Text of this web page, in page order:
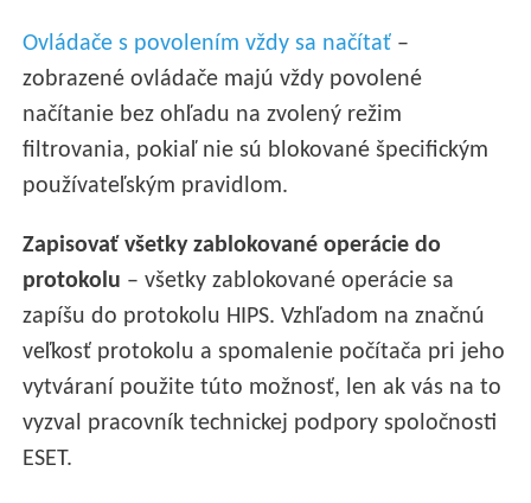
Ovládače s povolením vždy sa načítať –
zobrazené ovládače majú vždy povolené
načítanie bez ohľadu na zvolený režim
filtrovania, pokiaľ nie sú blokované špecifickým
používateľským pravidlom.
Zapisovať všetky zablokované operácie do
protokolu – všetky zablokované operácie sa
zapíšu do protokolu HIPS. Vzhľadom na značnú
veľkosť protokolu a spomalenie počítača pri jeho
vytváraní použite túto možnosť, len ak vás na to
vyzval pracovník technickej podpory spoločnosti
ESET.